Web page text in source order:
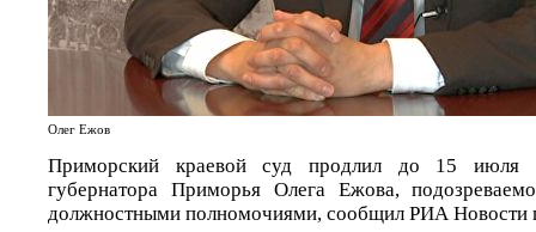
Олег Ежов
Приморский краевой суд продлил до 15 июля
губернатора Приморья Олега Ежова,
должностными полномочиями, сообщил РИА Новости